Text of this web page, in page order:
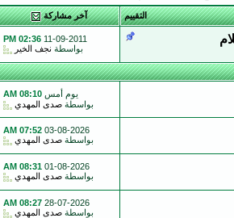
التقييم آخر مشاركة
11-09-2011
02:36 PM
بواسطة نجف الخير
يوم أمس 08:10 AM
بواسطة صدى المهدي
03-08-2026
07:52 AM
بواسطة صدى المهدي
01-08-2026
08:31 AM
بواسطة صدى المهدي
28-07-2026
08:27 AM
بواسطة صدى المهدي